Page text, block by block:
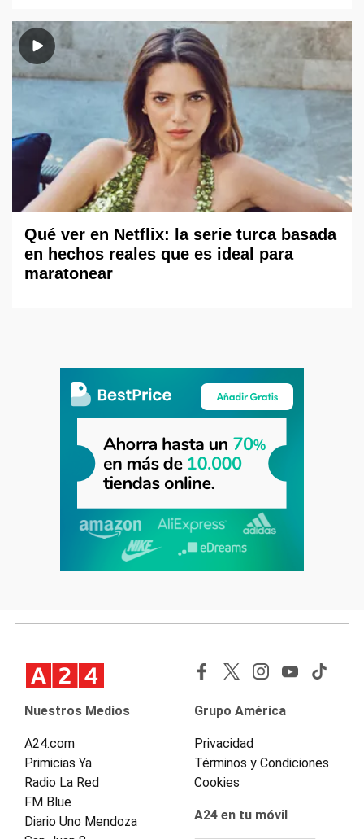
Qué ver en Netflix: la serie turca basada
en hechos reales que es ideal para
maratonear
Nuestros Medios
A24.com
Primicias Ya
Radio La Red
FM Blue
Diario Uno Mendoza
Grupo América
Privacidad
Términos y Condiciones
Cookies
A24 en tu móvil